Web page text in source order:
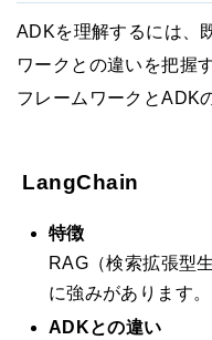
ADKを理解するには、
ワークとの違いを把握
フレームワークとADK
LangChain
特徴
RAG（検索拡張型
に強みがあります。
ADKとの違い